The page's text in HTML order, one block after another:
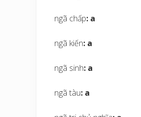
ngã chấp: a
ngã kiến: a
ngã sinh: a
ngã tàu: a